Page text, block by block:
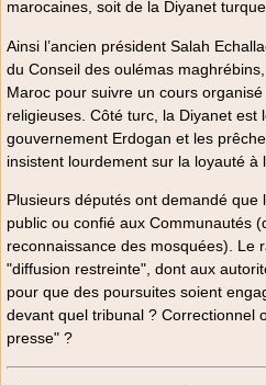
marocaines, soit de la Diyanet
Ainsi l’ancien président Salah
du Conseil des oulémas
Maroc pour suivre un cours
religieuses. Côté turc, la Diyanet est
gouvernement Erdogan et les
insistent lourdement sur la loyauté à
Plusieurs députés ont demandé que
public ou confié aux Communautés
reconnaissance des mosquées). Le
"diffusion restreinte", dont aux
pour que des poursuites soient
devant quel tribunal ? Correctionnel
presse" ?